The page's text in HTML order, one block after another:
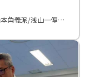
石川智広（合気道/大東流山本角義派/浅山一傳流体術）